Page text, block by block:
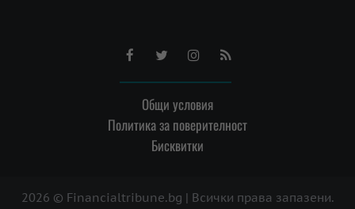
FacebookTwitterInstagram
RSS
Общи условия
Политика за поверителност
Бисквитки
2026 © Financialtribune.bg | Всички права запазени.